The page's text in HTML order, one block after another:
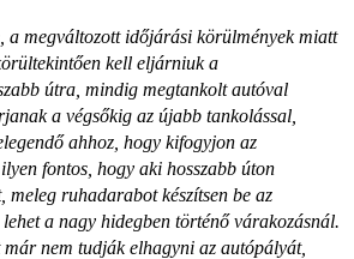
a megváltozott időjárási körülmények miatt
kell eljárniuk a
útra, mindig megtankolt autóval
a végsőkig az újabb tankolással,
ahhoz, hogy kifogyjon az
fontos, hogy aki hosszabb úton
meleg ruhadarabot készítsen be az
a nagy hidegben történő várakozásnál.
nem tudják elhagyni az autópályát,